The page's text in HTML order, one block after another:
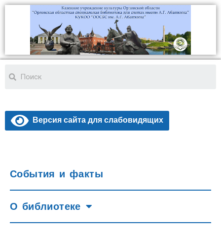
Версия сайта для слабовидящих
События и факты
О библиотеке